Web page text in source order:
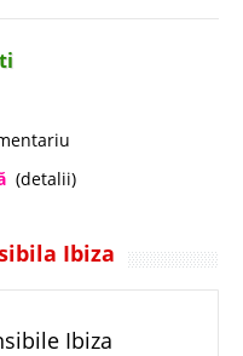
(detalii)
Ibiza
Ibiza